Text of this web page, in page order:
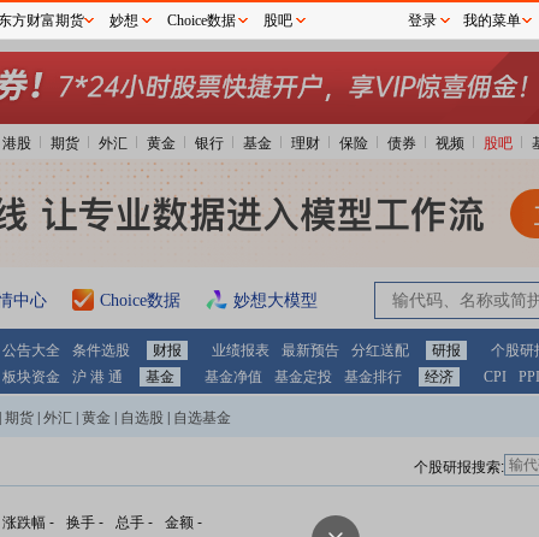
港股 期货 外汇 黄金 银行 基金 理财 保险 债券 视频 股吧
中心 Choice数据 妙想大模型
公告大全 条件选股 财报 业绩报表 最新预告 分红送配 研报 个股研
板块资金 沪 港 通 基金 基金净值 基金定投 基金排行 经济 CPI PPI
期货 外汇 黄金 自选股 自选基金
个股研报搜索:
涨跌幅 - 换手 - 总手 - 金额 -
方财富期货 妙想 Choice数据 股吧 登录 我的菜单